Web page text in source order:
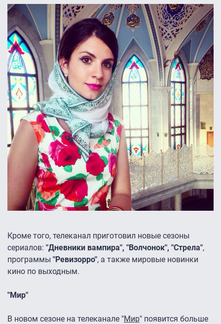
Кроме того, телеканал приготовил новые сезоны
сериалов: "Дневники вампира", "Волчонок", "Стрела",
программы "Ревизорро", а также мировые новинки
кино по выходным.
"Мир"
В новом сезоне на телеканале "Мир" появится больше